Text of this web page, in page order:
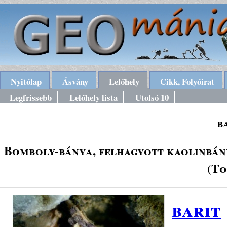
Nyitólap Ásvány Lelőhely
Cikk, Folyóirat
Legfrissebb
Lelőhely lista Utolsó 10
Bomboly-bánya, felhagyott
barit